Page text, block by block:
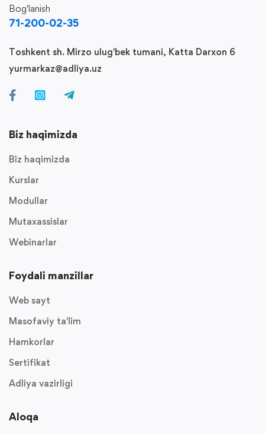
Bog'lanish
71-200-02-35
Toshkent sh. Mirzo ulug'bek tumani, Katta Darxon 6
yurmarkaz@adliya.uz
Biz haqimizda
Biz haqimizda
Kurslar
Modullar
Mutaxassislar
Webinarlar
Foydali manzillar
Web sayt
Masofaviy ta'lim
Hamkorlar
Sertifikat
Adliya vazirligi
Aloqa